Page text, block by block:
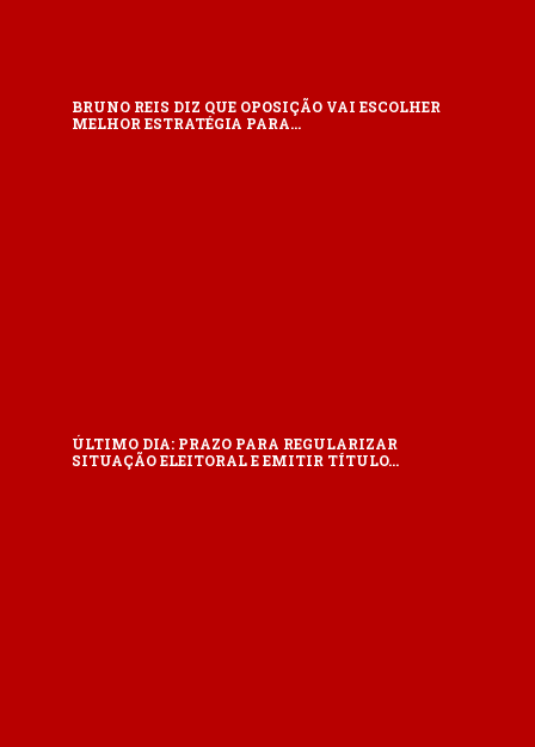
BRUNO REIS DIZ QUE OPOSIÇÃO VAI ESCOLHER
MELHOR ESTRATÉGIA PARA…
ÚLTIMO DIA: PRAZO PARA REGULARIZAR
SITUAÇÃO ELEITORAL E EMITIR TÍTULO…